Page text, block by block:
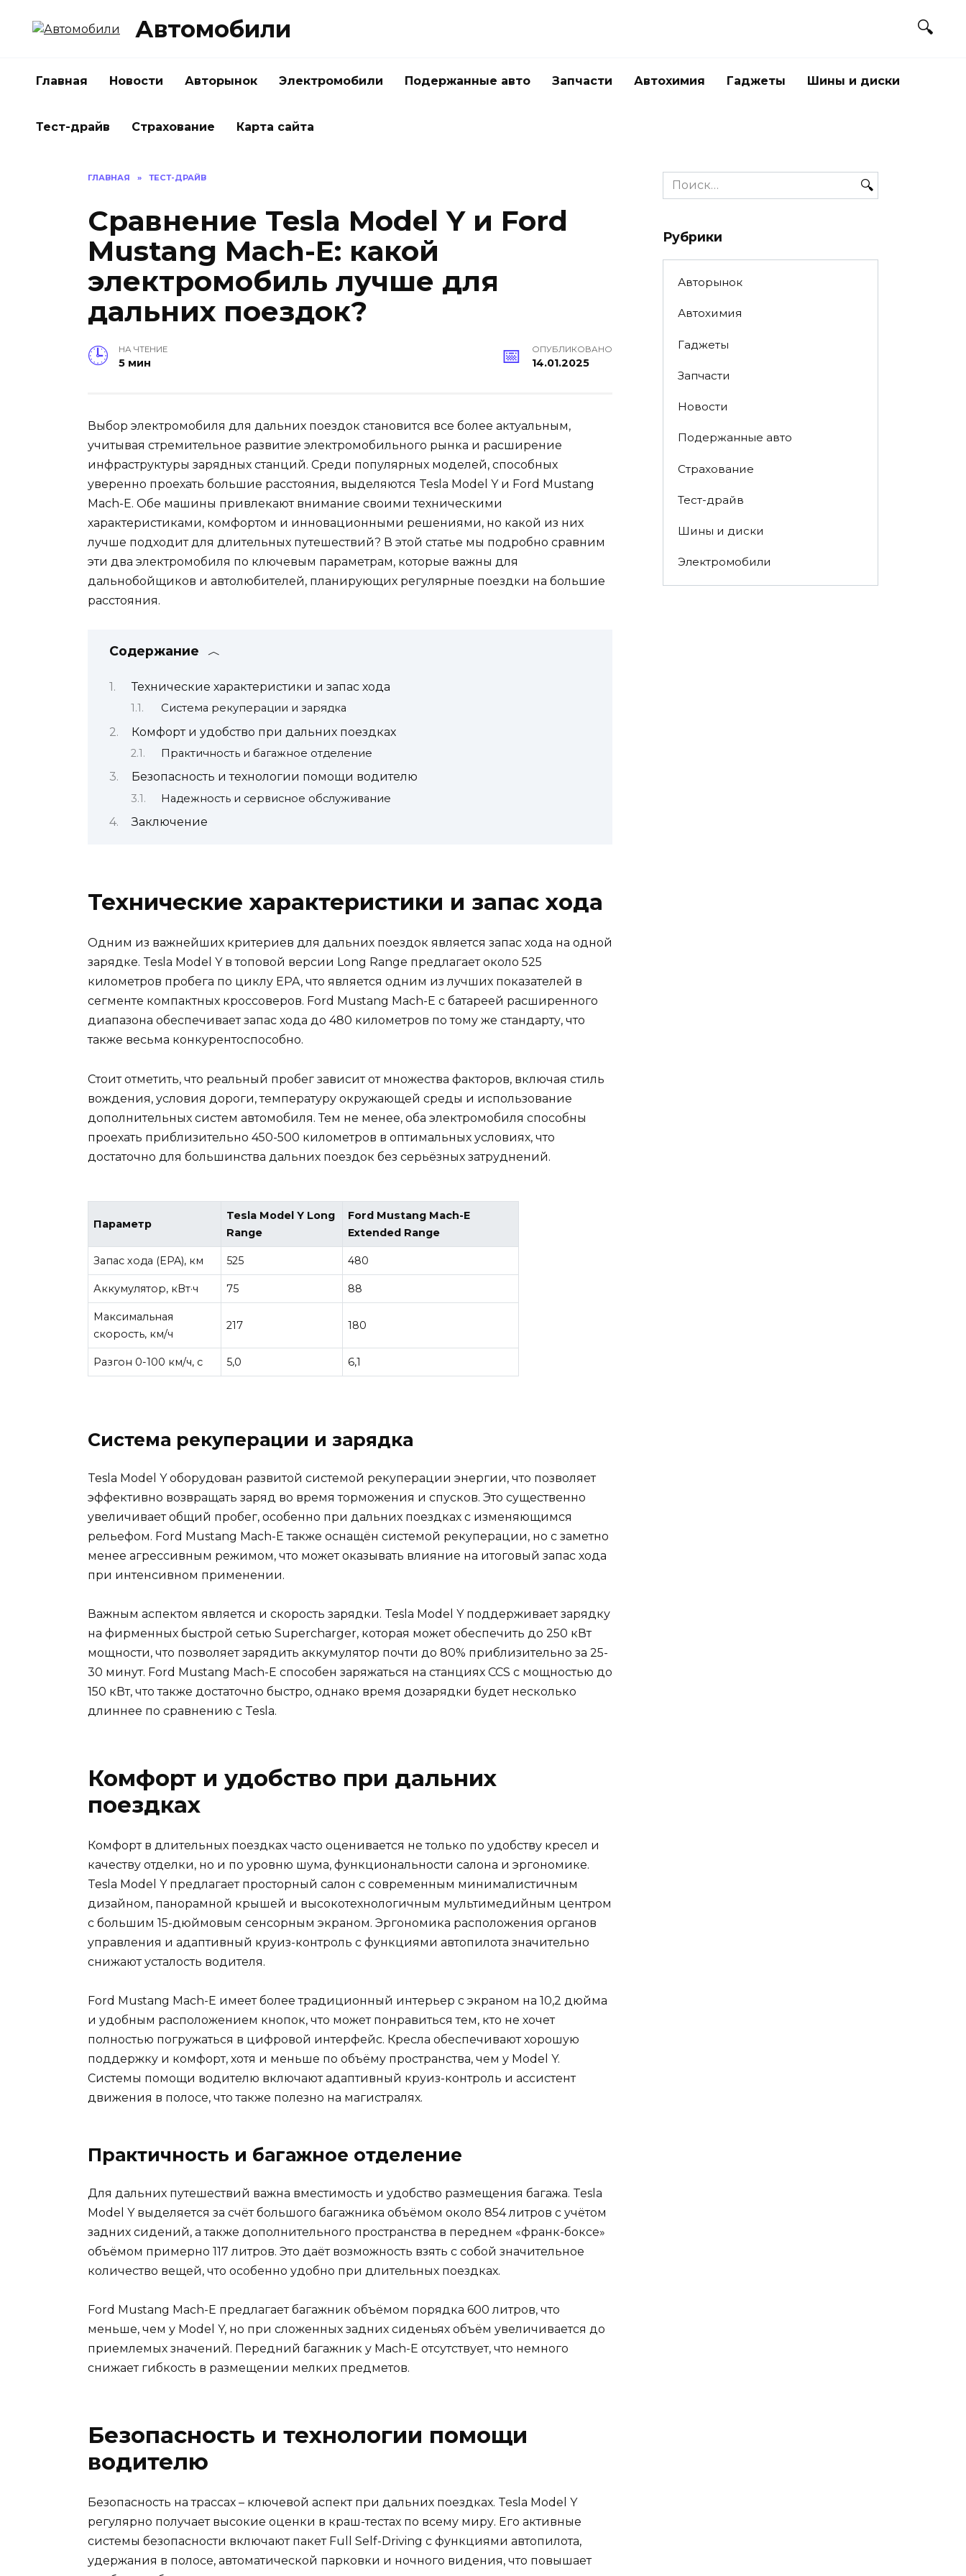
Автомобили
Главная Новости Авторынок Электромобили Подержанные авто Запчасти Автохимия Гаджеты Шины и диски
Тест-драйв Страхование Карта сайта
ГЛАВНАЯ » ТЕСТ-ДРАЙВ
Сравнение Tesla Model Y и Ford
Mustang Mach-E: какой
электромобиль лучше для
дальних поездок?
НА ЧТЕНИЕ
5 мин
ОПУБЛИКОВАНО
14.01.2025
Выбор электромобиля для дальних поездок становится все более актуальным,
учитывая стремительное развитие электромобильного рынка и расширение
инфраструктуры зарядных станций. Среди популярных моделей, способных
уверенно проехать большие расстояния, выделяются Tesla Model Y и Ford Mustang
Mach-E. Обе машины привлекают внимание своими техническими
характеристиками, комфортом и инновационными решениями, но какой из них
лучше подходит для длительных путешествий? В этой статье мы подробно сравним
эти два электромобиля по ключевым параметрам, которые важны для
дальнобойщиков и автолюбителей, планирующих регулярные поездки на большие
расстояния.
Содержание
Технические характеристики и запас хода
Система рекуперации и зарядка
Комфорт и удобство при дальних поездках
Практичность и багажное отделение
Безопасность и технологии помощи водителю
Надежность и сервисное обслуживание
Заключение
Технические характеристики и запас хода
Одним из важнейших критериев для дальних поездок является запас хода на одной
зарядке. Tesla Model Y в топовой версии Long Range предлагает около 525
километров пробега по циклу EPA, что является одним из лучших показателей в
сегменте компактных кроссоверов. Ford Mustang Mach-E с батареей расширенного
диапазона обеспечивает запас хода до 480 километров по тому же стандарту, что
также весьма конкурентоспособно.
Стоит отметить, что реальный пробег зависит от множества факторов, включая стиль
вождения, условия дороги, температуру окружающей среды и использование
дополнительных систем автомобиля. Тем не менее, оба электромобиля способны
проехать приблизительно 450-500 километров в оптимальных условиях, что
достаточно для большинства дальних поездок без серьёзных затруднений.
Параметр
Tesla Model Y Long
Range
Ford Mustang Mach-E
Extended Range
Запас хода (EPA), км 525 480
Аккумулятор, кВт·ч 75 88
Максимальная
скорость, км/ч
217 180
Разгон 0-100 км/ч, с 5,0 6,1
Система рекуперации и зарядка
Tesla Model Y оборудован развитой системой рекуперации энергии, что позволяет
эффективно возвращать заряд во время торможения и спусков. Это существенно
увеличивает общий пробег, особенно при дальних поездках с изменяющимся
рельефом. Ford Mustang Mach-E также оснащён системой рекуперации, но с заметно
менее агрессивным режимом, что может оказывать влияние на итоговый запас хода
при интенсивном применении.
Важным аспектом является и скорость зарядки. Tesla Model Y поддерживает зарядку
на фирменных быстрой сетью Supercharger, которая может обеспечить до 250 кВт
мощности, что позволяет зарядить аккумулятор почти до 80% приблизительно за 25-
30 минут. Ford Mustang Mach-E способен заряжаться на станциях CCS с мощностью до
150 кВт, что также достаточно быстро, однако время дозарядки будет несколько
длиннее по сравнению с Tesla.
Комфорт и удобство при дальних
поездках
Комфорт в длительных поездках часто оценивается не только по удобству кресел и
качеству отделки, но и по уровню шума, функциональности салона и эргономике.
Tesla Model Y предлагает просторный салон с современным минималистичным
дизайном, панорамной крышей и высокотехнологичным мультимедийным центром
с большим 15-дюймовым сенсорным экраном. Эргономика расположения органов
управления и адаптивный круиз-контроль с функциями автопилота значительно
снижают усталость водителя.
Ford Mustang Mach-E имеет более традиционный интерьер с экраном на 10,2 дюйма
и удобным расположением кнопок, что может понравиться тем, кто не хочет
полностью погружаться в цифровой интерфейс. Кресла обеспечивают хорошую
поддержку и комфорт, хотя и меньше по объёму пространства, чем у Model Y.
Системы помощи водителю включают адаптивный круиз-контроль и ассистент
движения в полосе, что также полезно на магистралях.
Практичность и багажное отделение
Для дальних путешествий важна вместимость и удобство размещения багажа. Tesla
Model Y выделяется за счёт большого багажника объёмом около 854 литров с учётом
задних сидений, а также дополнительного пространства в переднем «франк-боксе»
объёмом примерно 117 литров. Это даёт возможность взять с собой значительное
количество вещей, что особенно удобно при длительных поездках.
Ford Mustang Mach-E предлагает багажник объёмом порядка 600 литров, что
меньше, чем у Model Y, но при сложенных задних сиденьях объём увеличивается до
приемлемых значений. Передний багажник у Mach-E отсутствует, что немного
снижает гибкость в размещении мелких предметов.
Безопасность и технологии помощи
водителю
Безопасность на трассах – ключевой аспект при дальних поездках. Tesla Model Y
регулярно получает высокие оценки в краш-тестах по всему миру. Его активные
системы безопасности включают пакет Full Self-Driving с функциями автопилота,
удержания в полосе, автоматической парковки и ночного видения, что повышает
Search
for:
Рубрики
Авторынок
Автохимия
Гаджеты
Запчасти
Новости
Подержанные авто
Страхование
Тест-драйв
Шины и диски
Электромобили